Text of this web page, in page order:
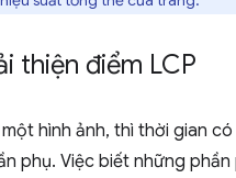
thiện điểm LCP
một hình ảnh, thì thời gian
phụ. Việc biết những